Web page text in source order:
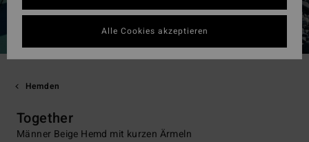
Hemden
Together
Männer Beige Hemd mit kurzen Ärmeln
Alle Cookies akzeptieren